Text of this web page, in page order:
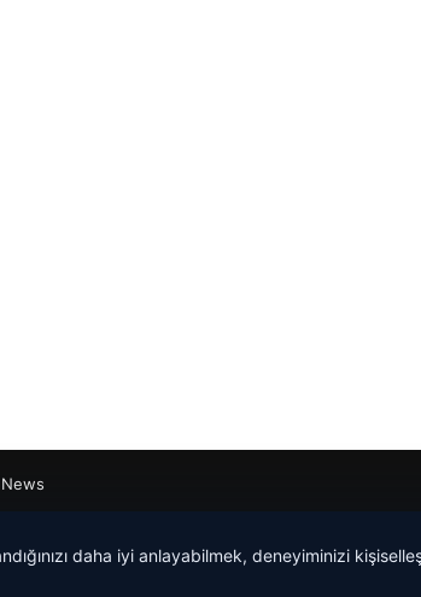
daha iyi anlayabilmek, deneyiminizi